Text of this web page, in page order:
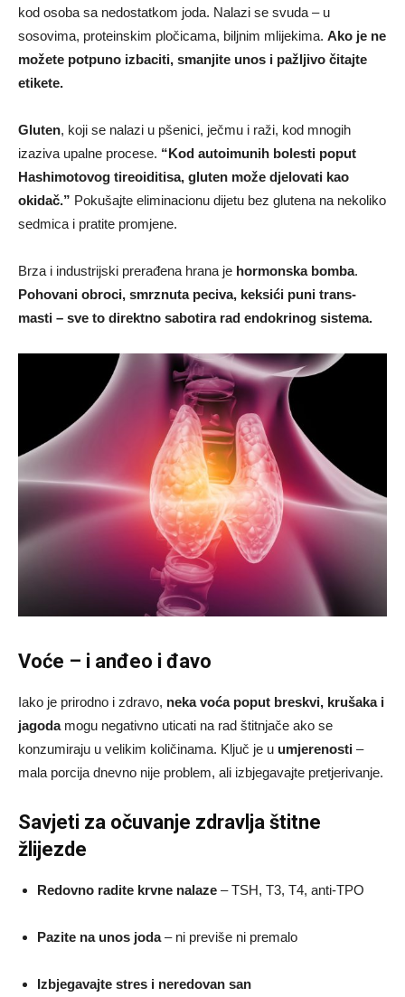
kod osoba sa nedostatkom joda. Nalazi se svuda – u
sosovima, proteinskim pločicama, biljnim mlijekima. Ako je ne
možete potpuno izbaciti, smanjite unos i pažljivo čitajte
etikete.
Gluten, koji se nalazi u pšenici, ječmu i raži, kod mnogih
izaziva upalne procese. “Kod autoimunih bolesti poput
Hashimotovog tireoiditisa, gluten može djelovati kao
okidač.” Pokušajte eliminacionu dijetu bez glutena na nekoliko
sedmica i pratite promjene.
Brza i industrijski prerađena hrana je hormonska bomba.
Pohovani obroci, smrznuta peciva, keksići puni trans-
masti – sve to direktno sabotira rad endokrinog sistema.
Voće – i anđeo i đavo
Iako je prirodno i zdravo, neka voća poput breskvi, krušaka i
jagodamogu negativno uticati na rad štitnjače ako se
konzumiraju u velikim količinama. Ključ je u umjerenosti –
mala porcija dnevno nije problem, ali izbjegavajte pretjerivanje.
Savjeti za očuvanje zdravlja štitne
žlijezde
Redovno radite krvne nalaze – TSH, T3, T4, anti-TPO
Pazite na unos joda– ni previše ni premalo
Izbjegavajte stres i neredovan san